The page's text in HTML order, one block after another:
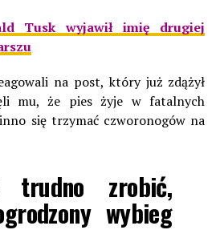
Tusk wyjawił imię drugiej
na post, który już zdążył
mu, że pies żyje w fatalnych
się trzymać czworonogów na
zrobić,
wybieg